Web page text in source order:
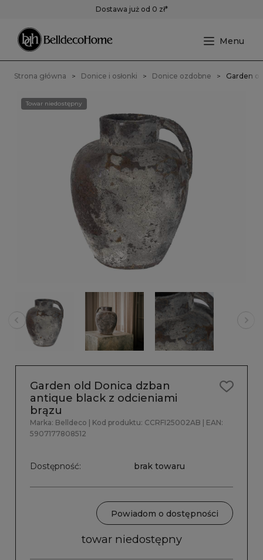
Dostawa już od 0 zł*
Strona główna Donice i osłonki Donice ozdobne Garden
Towar niedostępny
Garden old Donica dzban
antique black z odcieniami
brązu
Marka: Belldeco | Kod produktu: CCRFI25002AB
| EAN:
5907177808512
Dostępność: brak towaru
Powiadom o dostępności
towar niedostępny